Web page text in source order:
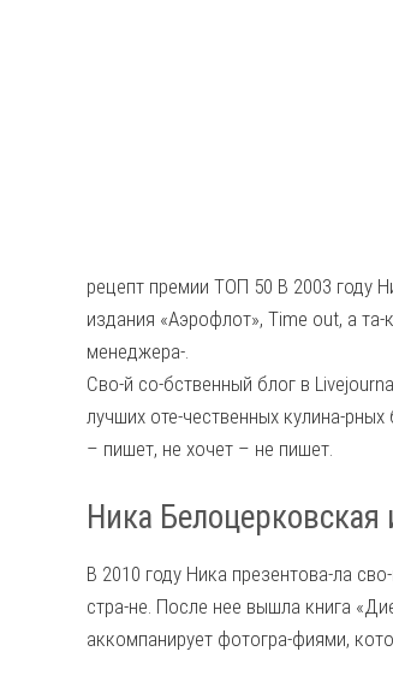
рецепт премии ТОП 50 В 2003 году
издания «Аэрофлот», Time out, а
менеджера-.
Сво-й со-бственный блог в
лучших оте-чественных кулина-
– пишет, не хочет – не пишет.
Ника Белоцерковская
В 2010 году Ника презентова-ла
стра-не. После нее вышла книга
аккомпанирует фотогра-фиями,